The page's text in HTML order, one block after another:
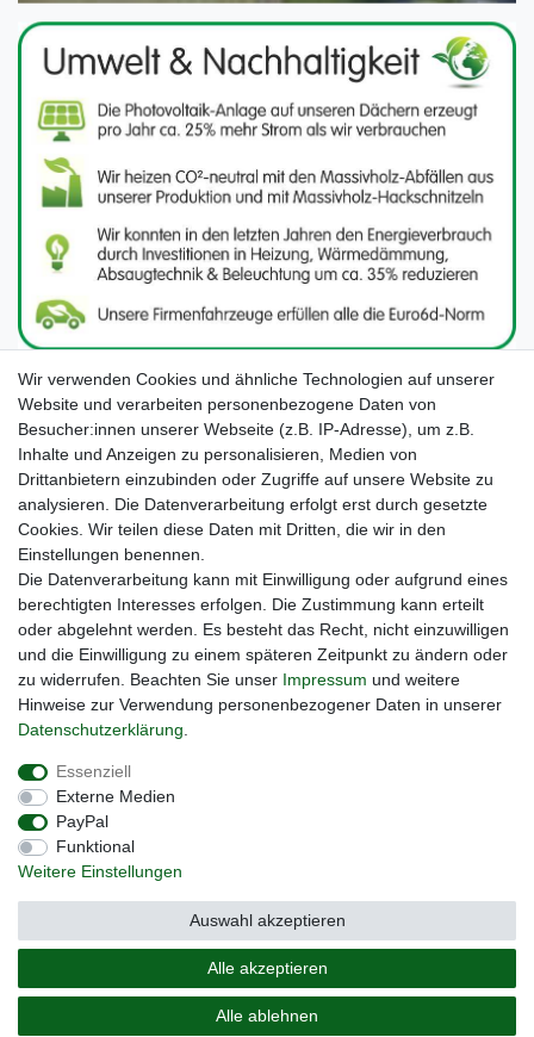
Unsere Seiten im Social Media:
Vertrag widerrufen
Wir verwenden Cookies und ähnliche Technologien auf unserer
Website und verarbeiten personenbezogene Daten von
Besucher:innen unserer Webseite (z.B. IP-Adresse), um z.B.
Inhalte und Anzeigen zu personalisieren, Medien von
Drittanbietern einzubinden oder Zugriffe auf unsere Website zu
analysieren. Die Datenverarbeitung erfolgt erst durch gesetzte
Cookies. Wir teilen diese Daten mit Dritten, die wir in den
Einstellungen benennen.
Die Datenverarbeitung kann mit Einwilligung oder aufgrund eines
berechtigten Interesses erfolgen. Die Zustimmung kann erteilt
oder abgelehnt werden. Es besteht das Recht, nicht einzuwilligen
und die Einwilligung zu einem späteren Zeitpunkt zu ändern oder
zu widerrufen. Beachten Sie unser Impressum und weitere
Hinweise zur Verwendung personenbezogener Daten in unserer
Daten­schutz­erklärung
Essenziell
Externe Medien
PayPal
Funktional
Weitere Einstellungen
Alle akzeptieren
Alle ablehnen
Auswahl akzeptieren